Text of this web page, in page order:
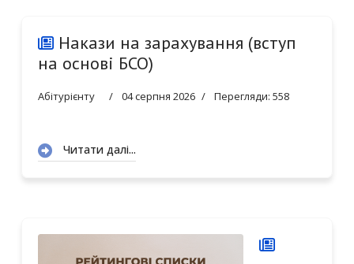
2
Накази на зарахування (вступ
на основі БСО)
Абітурієнту 04 серпня 2026 Перегляди: 558
Читати далі...